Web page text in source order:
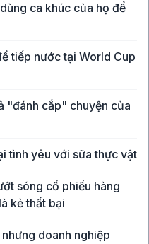
ca khúc của họ để
tiếp nước tại World Cup
"đánh cắp" chuyện của
tình yêu với sữa thực vật
sóng cổ phiếu hàng
kẻ thất bại
doanh nghiệp